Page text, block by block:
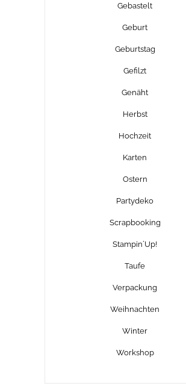
Gebastelt
Geburt
Geburtstag
Gefilzt
Genäht
Herbst
Hochzeit
Karten
Ostern
Partydeko
Scrapbooking
Stampin´Up!
Taufe
Verpackung
Weihnachten
Winter
Workshop